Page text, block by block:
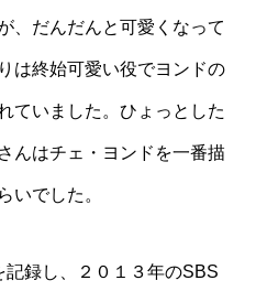
、だんだんと可愛くなって
は終始可愛い役でヨンドの
ていました。ひょっとした
んはチェ・ヨンドを一番描
いでした。
録し、２０１３年のSBS